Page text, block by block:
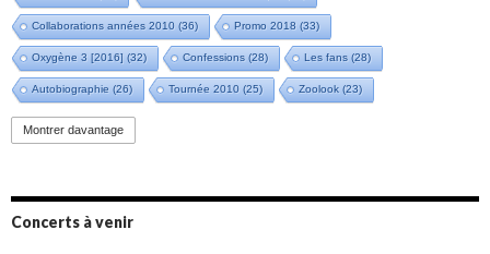
Collaborations années 2010 (36) Promo 2018 (33)
Oxygène 3 [2016] (32) Confessions (28) Les fans (28)
Autobiographie (26) Tournée 2010 (25) Zoolook (23)
Promo 2019(23)
Groupe de Recherche Musicale
Montrer davantage
Concerts à venir